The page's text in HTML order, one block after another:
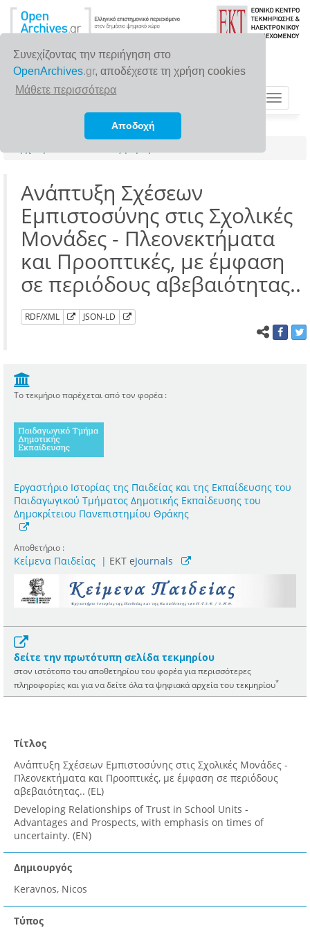
Συνεχίζοντας την περιήγηση στο
OpenArchives.gr, αποδέχεστε τη χρήση cookies
Μάθετε περισσότερα
Αποδοχή
Toggle
Ανάπτυξη Σχέσεων
Εμπιστοσύνης στις Σχολικές
Μονάδες - Πλεονεκτήματα
και Προοπτικές, με έμφαση
σε περιόδους αβεβαιότητας..
RDF/XML JSON-LD
Το τεκμήριο παρέχεται από τον φορέα :
Εργαστήριο Ιστορίας της Παιδείας και της Εκπαίδευσης του
Παιδαγωγικού Τμήματος Δημοτικής Εκπαίδευσης του
Δημοκρίτειου Πανεπιστημίου Θράκης
Αποθετήριο :
Κείμενα Παιδείας | ΕΚΤ eJournals
δείτε την πρωτότυπη σελίδα τεκμηρίου
στον ιστότοπο του αποθετηρίου του φορέα για περισσότερες
πληροφορίες και για να δείτε όλα τα ψηφιακά αρχεία του τεκμηρίου*
Τίτλος
Ανάπτυξη Σχέσεων Εμπιστοσύνης στις Σχολικές Μονάδες -
Πλεονεκτήματα και Προοπτικές, με έμφαση σε περιόδους
αβεβαιότητας.. (EL)
Developing Relationships of Trust in School Units -
Advantages and Prospects, with emphasis on times of
uncertainty. (EN)
Δημιουργός
Keravnos, Nicos
Τύπος